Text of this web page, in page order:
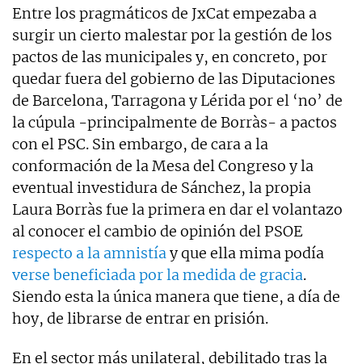
Entre los pragmáticos de JxCat empezaba a
surgir un cierto malestar por la gestión de los
pactos de las municipales y, en concreto, por
quedar fuera del gobierno de las Diputaciones
de Barcelona, Tarragona y Lérida por el ‘no’ de
la cúpula -principalmente de Borràs- a pactos
con el PSC. Sin embargo, de cara a la
conformación de la Mesa del Congreso y la
eventual investidura de Sánchez, la propia
Laura Borràs fue la primera en dar el volantazo
al conocer el cambio de opinión del PSOE
respecto a la amnistíay que ella mima podía
verse beneficiada por la medida de gracia.
Siendo esta la única manera que tiene, a día de
hoy, de librarse de entrar en prisión.
En el sector más unilateral, debilitado tras la